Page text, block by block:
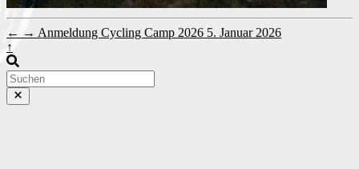
← → Anmeldung Cycling Camp 2026 5. Januar 2026
↑